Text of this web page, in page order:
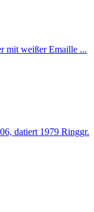
mit weißer Emaille ...
datiert 1979 Ringgr.